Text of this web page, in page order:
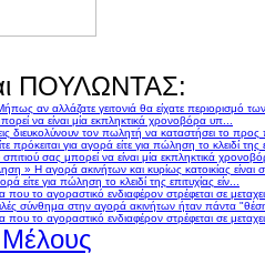
ΠΟΥΛΩΝΤΑΣ:
αν αλλάζατε γειτονιά θα είχατε περιορισμό
να είναι μία εκπληκτικά χρονοβόρα υπ...
διευκολύνουν τον πωλητή να καταστήσει το
πρόκειται για αγορά είτε για πώληση το κλειδί της
σας μπορεί να είναι μία εκπληκτικά
» Η αγορά ακινήτων και κυρίως κατοικίας
είτε για πώληση το κλειδί της επιτυχίας είν...
που το αγοραστικό ενδιαφέρον στρέφεται σε
σύνθημα στην αγορά ακινήτων ήταν πάντα
που το αγοραστικό ενδιαφέρον στρέφεται σε